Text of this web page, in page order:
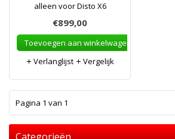
alleen voor Disto X6
€899,00
Toevoegen aan winkelwagen
Verlanglijst
Vergelijk
Pagina 1 van 1